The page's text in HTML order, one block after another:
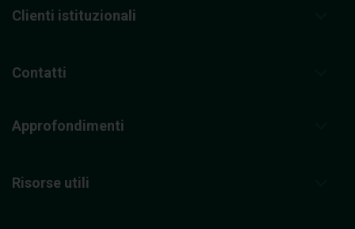
Clienti istituzionali
Contatti
Approfondimenti
Risorse utili